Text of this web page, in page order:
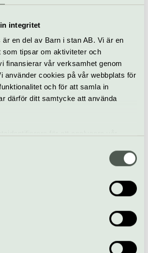
integritet
är en del av Barn i stan AB. Vi är en
som tipsar om aktiviteter och
finansierar vår verksamhet genom
använder cookies på vår webbplats för
och för att samla in
därför ditt samtycke att använda
funktioner för sociala medier. Vi
sådana identifierare och annan
enhet till de sociala medier och
som vi samarbetar med.
har tillhandahållit eller som de har